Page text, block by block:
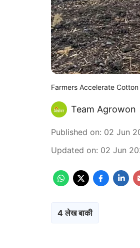
Farmers Accelerate
Team Agrowon
Published on: 02 Jun
Updated on: 02 Jun
4 लेख बाकी